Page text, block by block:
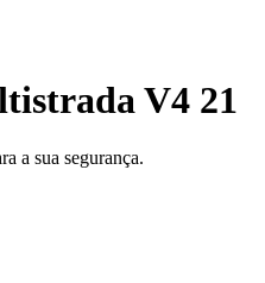
V4 21
a sua segurança.